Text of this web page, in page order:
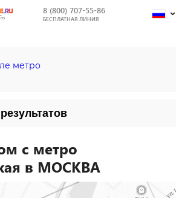
8 (800) 707-55-86
БЕСПЛАТНАЯ ЛИНИЯ
метро
с метро
в МОСКВА